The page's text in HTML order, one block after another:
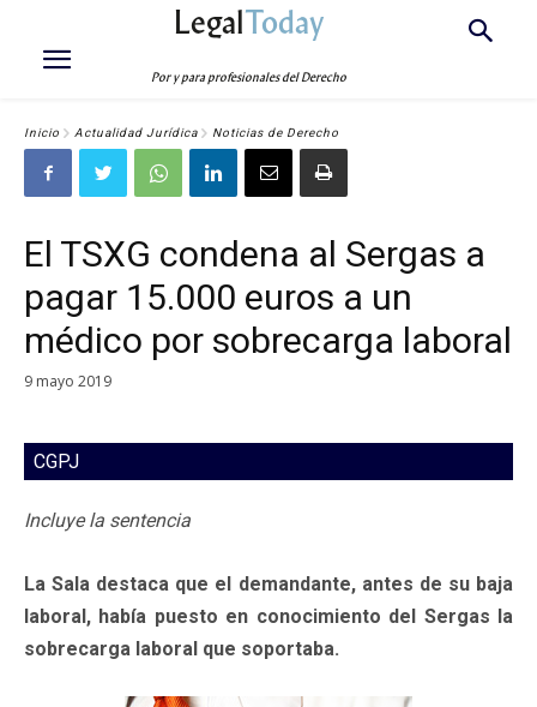
LegalToday
Por y para profesionales del Derecho
Inicio Actualidad Jurídica Noticias de Derecho
El TSXG condena al Sergas a
pagar 15.000 euros a un
médico por sobrecarga laboral
9 mayo 2019
CGPJ
Incluye la sentencia
La Sala destaca que el demandante, antes de su baja
laboral, había puesto en conocimiento del Sergas la
sobrecarga laboral que soportaba.